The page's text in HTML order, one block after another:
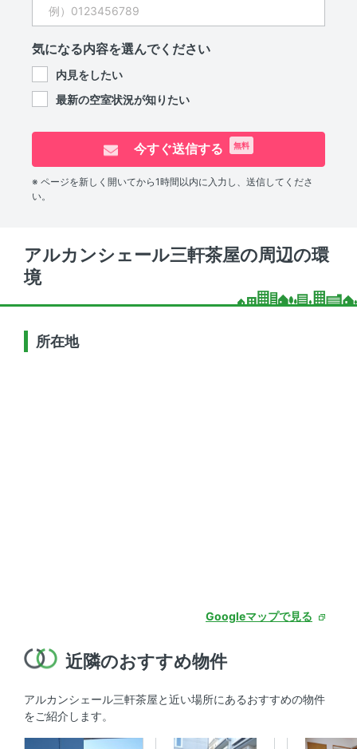
気になる内容を選んでください
内見をしたい
最新の空室状況が知りたい
今すぐ送信する 無料
※ ページを新しく開いてから1時間以内に入力し、送信してくださ
い。
アルカンシェール三軒茶屋の周辺の環
境
所在地
Googleマップで見る
近隣のおすすめ物件
アルカンシェール三軒茶屋と近い場所にあるおすすめの物件
をご紹介します。